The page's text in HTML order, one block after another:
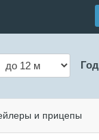
Год
и прицепы